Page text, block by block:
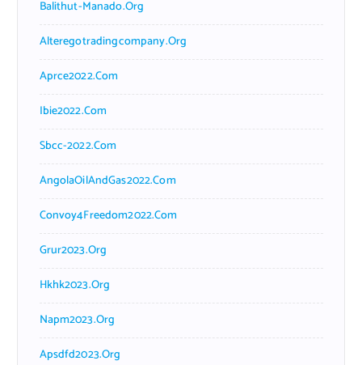
Balithut-Manado.org
Alteregotradingcompany.org
Aprce2022.com
Ibie2022.com
Sbcc-2022.com
AngolaOilAndGas2022.com
Convoy4Freedom2022.com
Grur2023.org
Hkhk2023.org
Napm2023.org
Apsdfd2023.org